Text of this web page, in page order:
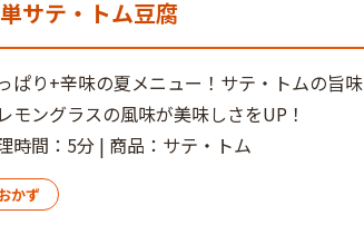
サテ・トム豆腐
ぱり+辛味の夏メニュー！サテ・トムの旨味
モングラスの風味が美味しさをUP！
時間：5分 | 商品：サテ・トム
かず